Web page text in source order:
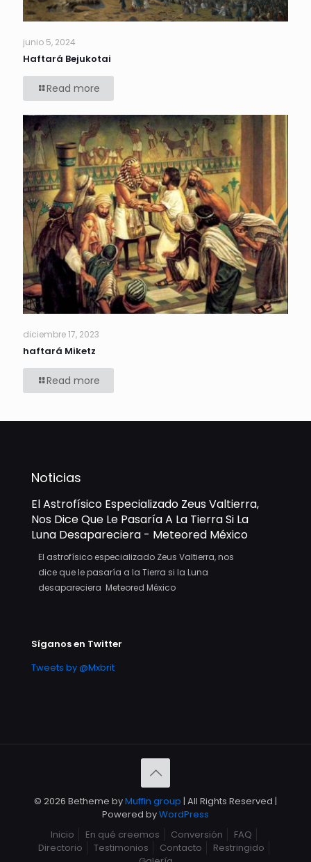
junio 5, 2024
Haftará Bejukotai
Read more
diciembre 17, 2023
haftará Miketz
Read more
Noticias
El Astrofísico Especializado Zeus Valtierra,
Nos Dice Que Le Pasaría A La Tierra Si La
Luna Desapareciera - Meteored México
El astrofísico especializado Zeus Valtierra, nos
dice que le pasaría a la Tierra si la Luna
desapareciera Meteored México
Síganos en Twitter
Tweets by @Mxbrit
© 2026 Betheme byMuffin group | All Rights Reserved |
Powered byWordPress
Inicio
En qué creemos Conversión
FAQ
Directorio
Testimonios Contacto
Restringido